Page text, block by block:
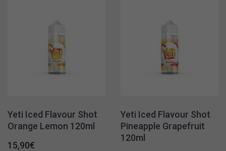
Yeti Iced Flavour Shot
Orange Lemon 120ml
15,90€
Yeti Iced Flavour Shot
Pineapple Grapefruit
120ml